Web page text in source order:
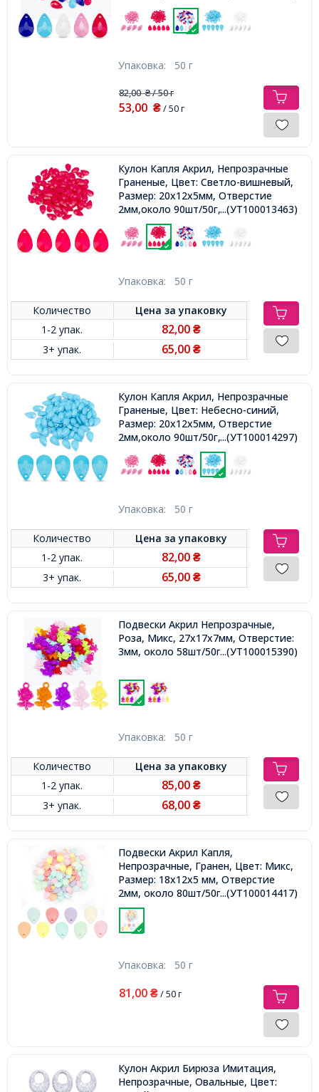
Упаковка: 50 г
82,00₴/ 50 г
53,00 ₴/ 50 г
Кулон Капля Акрил, Непрозрачные
Граненые, Цвет: Светло-вишневый,
Размер: 20х12х5мм, Отверстие
2мм,около 90шт/50г,...(УТ100013463)
Упаковка: 50 г
Количество Цена заупаковку
1-2 упак.
82,00₴
3+ упак. 65,00₴
Кулон Капля Акрил, Непрозрачные
Граненые, Цвет: Небесно-синий,
Размер: 20х12х5мм, Отверстие
2мм,около 90шт/50г,...(УТ100014297)
Упаковка: 50 г
Количество Цена заупаковку
1-2 упак.
82,00₴
3+ упак. 65,00₴
Подвески Акрил Непрозрачные,
Роза, Микс, 27x17x7мм, Отверстие:
3мм, около 58шт/50г,...(УТ100015390)
Упаковка: 50 г
Количество Цена заупаковку
1-2 упак.
85,00₴
3+ упак. 68,00₴
Подвески Акрил Капля,
Непрозрачные, Гранен, Цвет: Микс,
Размер: 18x12x5 мм, Отверстие
2мм, около 80шт/50г,...(УТ100014417)
Упаковка: 50 г
81,00 ₴/ 50 г
Кулон Акрил Бирюза Имитация,
Непрозрачные, Овальные, Цвет: